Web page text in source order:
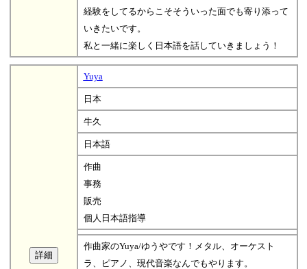
経験をしてるからこそそういった面でも寄り添って
いきたいです。
私と一緒に楽しく日本語を話していきましょう！
Yuya
日本
牛久
日本語
作曲
事務
販売
個人日本語指導
作曲家のYuya/ゆうやです！メタル、オーケスト
ラ、ピアノ、現代音楽なんでもやります。